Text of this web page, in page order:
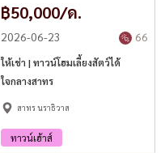
฿50,000/ด.
2026-06-23 66
ให้เช่า | ทาวน์โฮมเลี้ยงสัตว์ได้
ใจกลางสาทร
สาทร นราธิวาส
ทาวน์เฮ้าส์